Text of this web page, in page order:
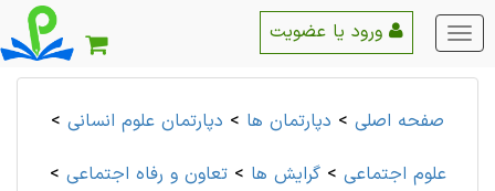
منو
اصلی
صفحه اصلی > دپارتمان ها > دپارتمان علوم انسانی >
علوم اجتماعی >گرایش ها >تعاون و رفاه اجتماعی >